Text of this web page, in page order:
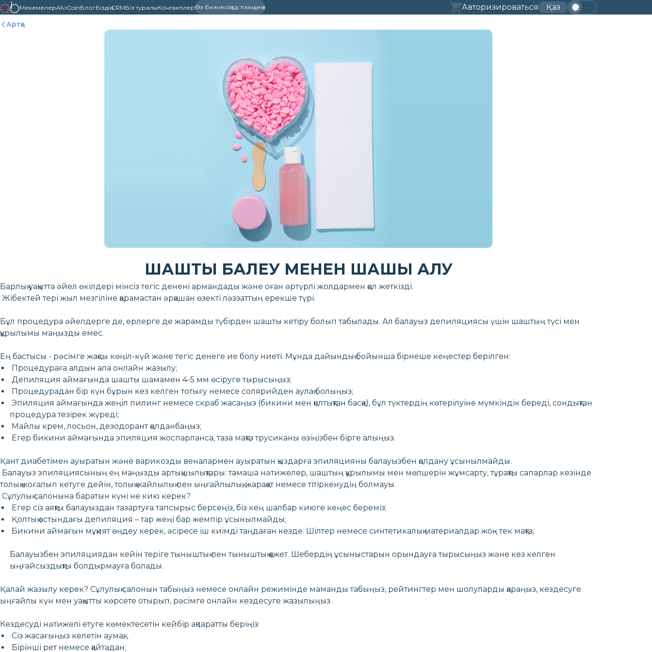
МекемелерAlviCoinБлогБіздің CRMБіз туралыКонтактілерӨз бизнесіңізді тізімдеңіз Авторизироваться Қаз
Артқа
ШАШТЫ БАЛЕУ МЕНЕН ШАШЫ АЛУ
Барлық уақытта әйел өкілдері мінсіз тегіс денені армандады және оған әртүрлі жолдармен қол жеткізді.
Жібектей тері жыл мезгіліне қарамастан әрқашан өзекті ләззаттың ерекше түрі.
Бұл процедура әйелдерге де, ерлерге де жарамды түбірден шашты кетіру болып табылады. Ал балауыз депиляциясы үшін шаштың түсі мен
құрылымы маңызды емес.
Ең бастысы - рәсімге жақсы көңіл-күй және тегіс денеге ие болу ниеті. Мұнда дайындық бойынша бірнеше кеңестер берілген:
Процедураға алдын ала онлайн жазылу;
Депиляция аймағында шашты шамамен 4-5 мм өсіруге тырысыңыз;
Процедурадан бір күн бұрын кез келген тотығу немесе солярийден аулақ болыңыз;
Эпиляция аймағында жеңіл пилинг немесе скраб жасаңыз (бикини мен қолтықтан басқа), бұл түктердің көтерілуіне мүмкіндік береді, сондықтан
процедура тезірек жүреді;
Майлы крем, лосьон, дезодорант қолданбаңыз;
Егер бикини аймағында эпиляция жоспарланса, таза мақта трусиканы өзіңізбен бірге алыңыз.
Қант диабетімен ауыратын және варикозды веналармен ауыратын қыздарға эпиляцияны балауызбен қолдану ұсынылмайды.
Балауыз эпиляциясының ең маңызды артықшылықтары: тамаша нәтижелер, шаштың құрылымы мен мөлшерін жұмсарту, тұрақты сапарлар кезінде
толық жоғалып кетуге дейін, толық жайлылық пен ыңғайлылық, жарақат немесе тітіркенудің болмауы.
Сұлулық салонына баратын күні не кию керек?
Егер сіз аяқты балауыздан тазартуға тапсырыс берсеңіз, біз кең шалбар киюге кеңес береміз;
Қолтық астындағы депиляция – тар жеңі бар жемпір ұсынылмайды;
Бикини аймағын мұқият өңдеу керек, әсіресе іш киімді таңдаған кезде. Шілтер немесе синтетикалық материалдар жоқ - тек мақта;
Балауызбен эпиляциядан кейін теріге тыныштық пен тыныштық қажет. Шебердің ұсыныстарын орындауға тырысыңыз және кез келген
ыңғайсыздықты болдырмауға болады.
Қалай жазылу керек? Сұлулық салонын табыңыз немесе онлайн режимінде маманды табыңыз, рейтингтер мен шолуларды қараңыз, кездесуге
ыңғайлы күн мен уақытты көрсете отырып, рәсімге онлайн кездесуге жазылыңыз.
Кездесуді нәтижелі етуге көмектесетін кейбір ақпаратты беріңіз:
Сіз жасағыңыз келетін аумақ;
Бірінші рет немесе қайтадан;